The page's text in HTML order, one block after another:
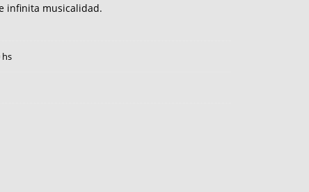
infinita musicalidad.
hs